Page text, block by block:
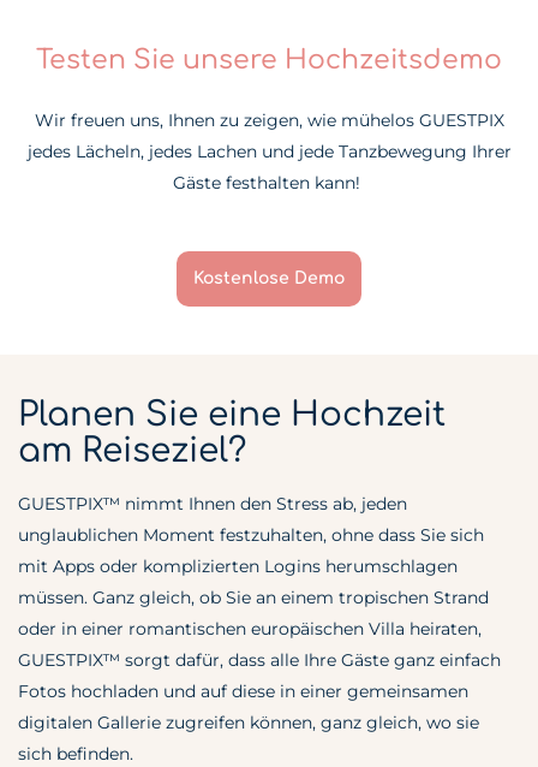
Testen Sie unsere Hochzeitsdemo
Wir freuen uns, Ihnen zu zeigen, wie mühelos GUESTPIX
jedes Lächeln, jedes Lachen und jede Tanzbewegung Ihrer
Gäste festhalten kann!
Kostenlose Demo
Planen Sie eine Hochzeit
am Reiseziel?
GUESTPIX™ nimmt Ihnen den Stress ab, jeden
unglaublichen Moment festzuhalten, ohne dass Sie sich
mit Apps oder komplizierten Logins herumschlagen
müssen. Ganz gleich, ob Sie an einem tropischen Strand
oder in einer romantischen europäischen Villa heiraten,
GUESTPIX™ sorgt dafür, dass alle Ihre Gäste ganz einfach
Fotos hochladen und auf diese in einer gemeinsamen
digitalen Gallerie zugreifen können, ganz gleich, wo sie
sich befinden.